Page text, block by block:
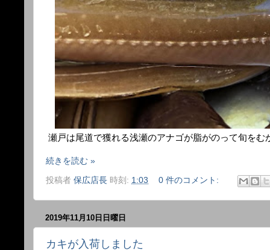
瀬戸は尾道で獲れる浅瀬のアナゴが脂がのって旬をむ
続きを読む »
投稿者 保広店長 時刻: 1:03 0 件のコメント:
2019年11月10日日曜日
カキが入荷しました